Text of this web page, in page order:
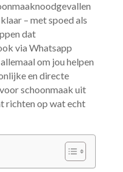
– met spoed als
dat
via Whatsapp
om jou helpen
en directe
schoonmaak uit
richten op wat echt